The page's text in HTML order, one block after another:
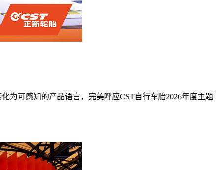
为可感知的产品语言， 完美呼应CST自行车胎2026年度主题